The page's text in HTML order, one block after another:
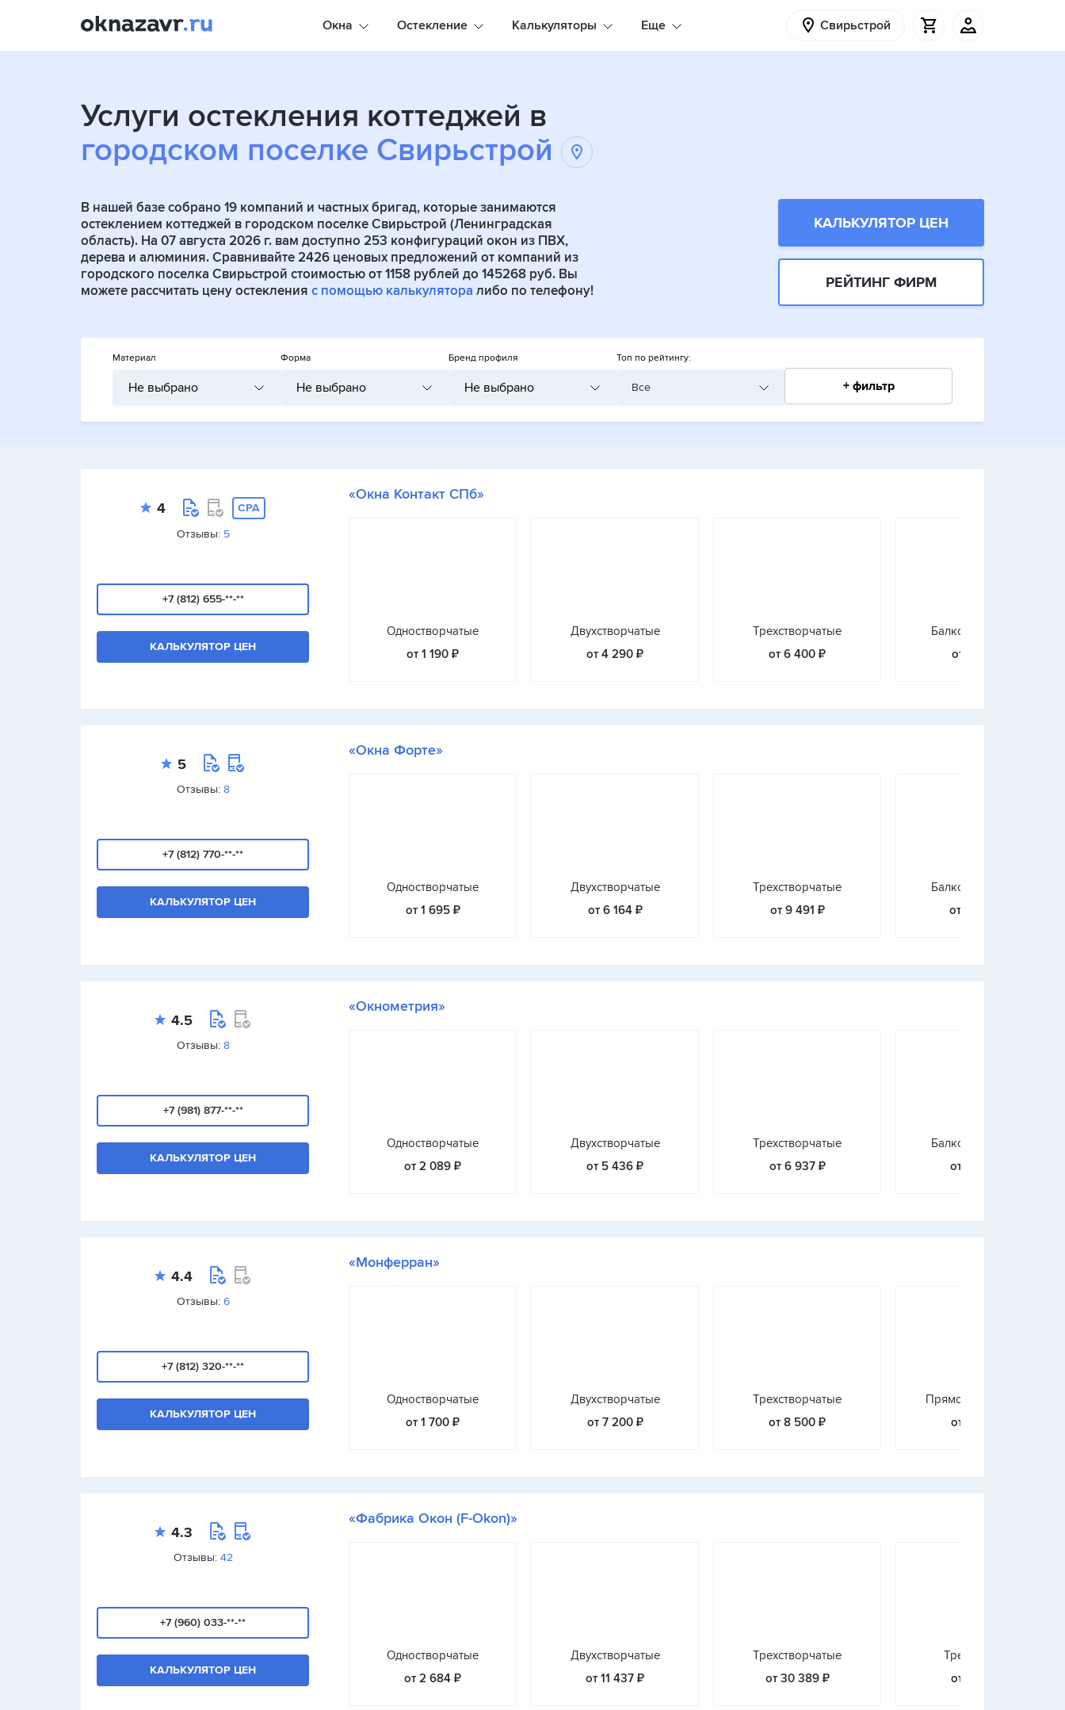
Окна Остекление Калькуляторы Еще Свирьстрой
Услуги остекления коттеджей в
городском поселке Свирьстрой
В нашей базе собрано 19 компаний и частных бригад, которые занимаются
остеклением коттеджей в городском поселке Свирьстрой (Ленинградская
область). На 07 августа 2026 г. вам доступно 253 конфигураций окон из ПВХ,
дерева и алюминия. Сравнивайте 2426 ценовых предложений от компаний из
городского поселка Свирьстрой стоимостью от 1158 рублей до 145268 руб. Вы
можете рассчитать цену остекления с помощью калькулятора либо по телефону!
КАЛЬКУЛЯТОР ЦЕН
РЕЙТИНГ ФИРМ
Материал
Не выбрано
Форма
Не выбрано
Бренд профиля
Не выбрано
Топ по рейтингу:
Все + фильтр
4
CPA
Отзывы: 5
+7 (812) 655-**-**
КАЛЬКУЛЯТОР ЦЕН
«Окна Контакт СПб»
Одностворчатые
от 1 190 ₽
Двухстворчатые
от 4 290 ₽
Трехстворчатые
от 6 400 ₽
Балконные блоки
от 7 700 ₽
5
Отзывы: 8
+7 (812) 770-**-**
КАЛЬКУЛЯТОР ЦЕН
«Окна Форте»
Одностворчатые
от 1 695 ₽
Двухстворчатые
от 6 164 ₽
Трехстворчатые
от 9 491 ₽
Балконные блоки
от 12 572 ₽
4.5
Отзывы: 8
+7 (981) 877-**-**
КАЛЬКУЛЯТОР ЦЕН
«Окнометрия»
Одностворчатые
от 2 089 ₽
Двухстворчатые
от 5 436 ₽
Трехстворчатые
от 6 937 ₽
Балконные блоки
от 11 500 ₽
4.4
Отзывы: 6
+7 (812) 320-**-**
КАЛЬКУЛЯТОР ЦЕН
«Монферран»
Одностворчатые
от 1 700 ₽
Двухстворчатые
от 7 200 ₽
Трехстворчатые
от 8 500 ₽
Прямое остекление
от 8 800 ₽
4.3
Отзывы: 42
+7 (960) 033-**-**
КАЛЬКУЛЯТОР ЦЕН
«Фабрика Окон (F-Okon)»
Одностворчатые
от 2 684 ₽
Двухстворчатые
от 11 437 ₽
Трехстворчатые
от 30 389 ₽
Треугольные
от 3 233 ₽